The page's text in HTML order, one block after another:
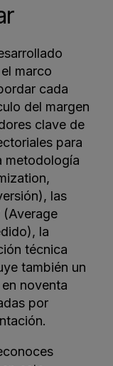
marco
cada
del margen
clave de
para
metodología
las
(Average
la
técnica
también un
noventa
por